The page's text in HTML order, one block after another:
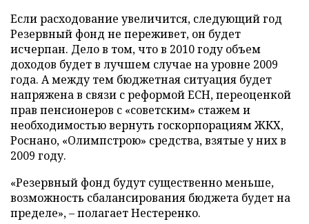
Если расходование увеличится, следующий год
Резервный фонд не переживет, он будет
исчерпан. Дело в том, что в 2010 году объем
доходов будет в лучшем случае на уровне 2009
года. А между тем бюджетная ситуация будет
напряжена в связи с реформой ЕСН, переоценкой
прав пенсионеров с «советским» стажем и
необходимостью вернуть госкорпорациям ЖКХ,
Роснано, «Олимпстрою» средства, взятые у них в
2009 году.
«Резервный фонд будут существенно меньше,
возможность сбалансирования бюджета будет на
пределе», – полагает Нестеренко.